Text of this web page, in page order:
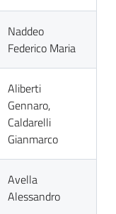
Naddeo
Federico Maria
Aliberti
Gennaro,
Caldarelli
Gianmarco
Avella
Alessandro